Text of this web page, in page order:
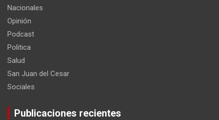
Nacionales
Opinión
Podcast
Politica
Salud
San Juan del Cesar
Sociales
Publicaciones recientes